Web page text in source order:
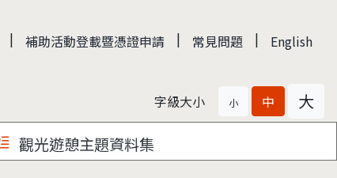
| 補助活動登載暨憑證申請 | 常見問題 | English
字級大小 小 中 大
觀光遊憩主題資料集